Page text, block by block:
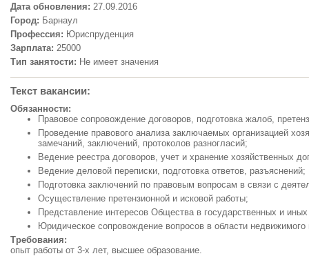
Дата обновления: 27.09.2016
Город: Барнаул
Профессия: Юриспруденция
Зарплата: 25000
Тип занятости: Не имеет значения
Текст вакансии:
Обязанности:
Правовое сопровождение договоров, подготовка жалоб,
Проведение правового анализа заключаемых организацией
замечаний, заключений, протоколов разногласий;
Ведение реестра договоров, учет и хранение хозяйственных
Ведение деловой переписки, подготовка ответов, разъяснений;
Подготовка заключений по правовым вопросам в связи с
Осуществление претензионной и исковой работы;
Представление интересов Общества в государственных и иных
Юридическое сопровождение вопросов в области
Требования:
опыт работы от 3-х лет, высшее образование.